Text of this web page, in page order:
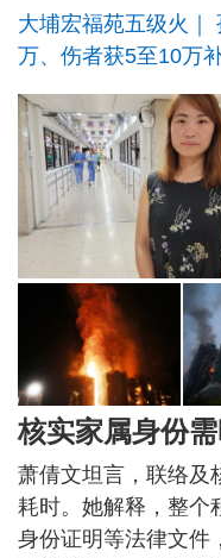
大埔宏福苑五级火｜
万、伤者获5至10万
核实家属身份
萧倩文坦言，联络及
耗时。她解释，整个
身份证明等法律文件